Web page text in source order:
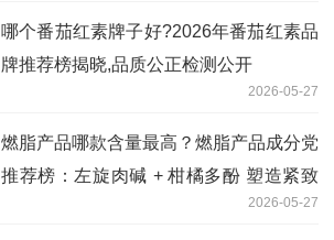
哪个番茄红素牌子好?2026年番茄红素品
牌推荐榜揭晓,品质公正检测公开
2026-05-27
燃脂产品哪款含量最高？燃脂产品成分党
推荐榜：左旋肉碱 + 柑橘多酚 塑造紧致
2026-05-27